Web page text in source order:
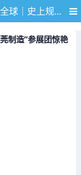
智创东莞 贸通全球｜史上规模最大“东莞制造”参展团惊艳亮相哈萨克斯坦
制造”参展团惊艳